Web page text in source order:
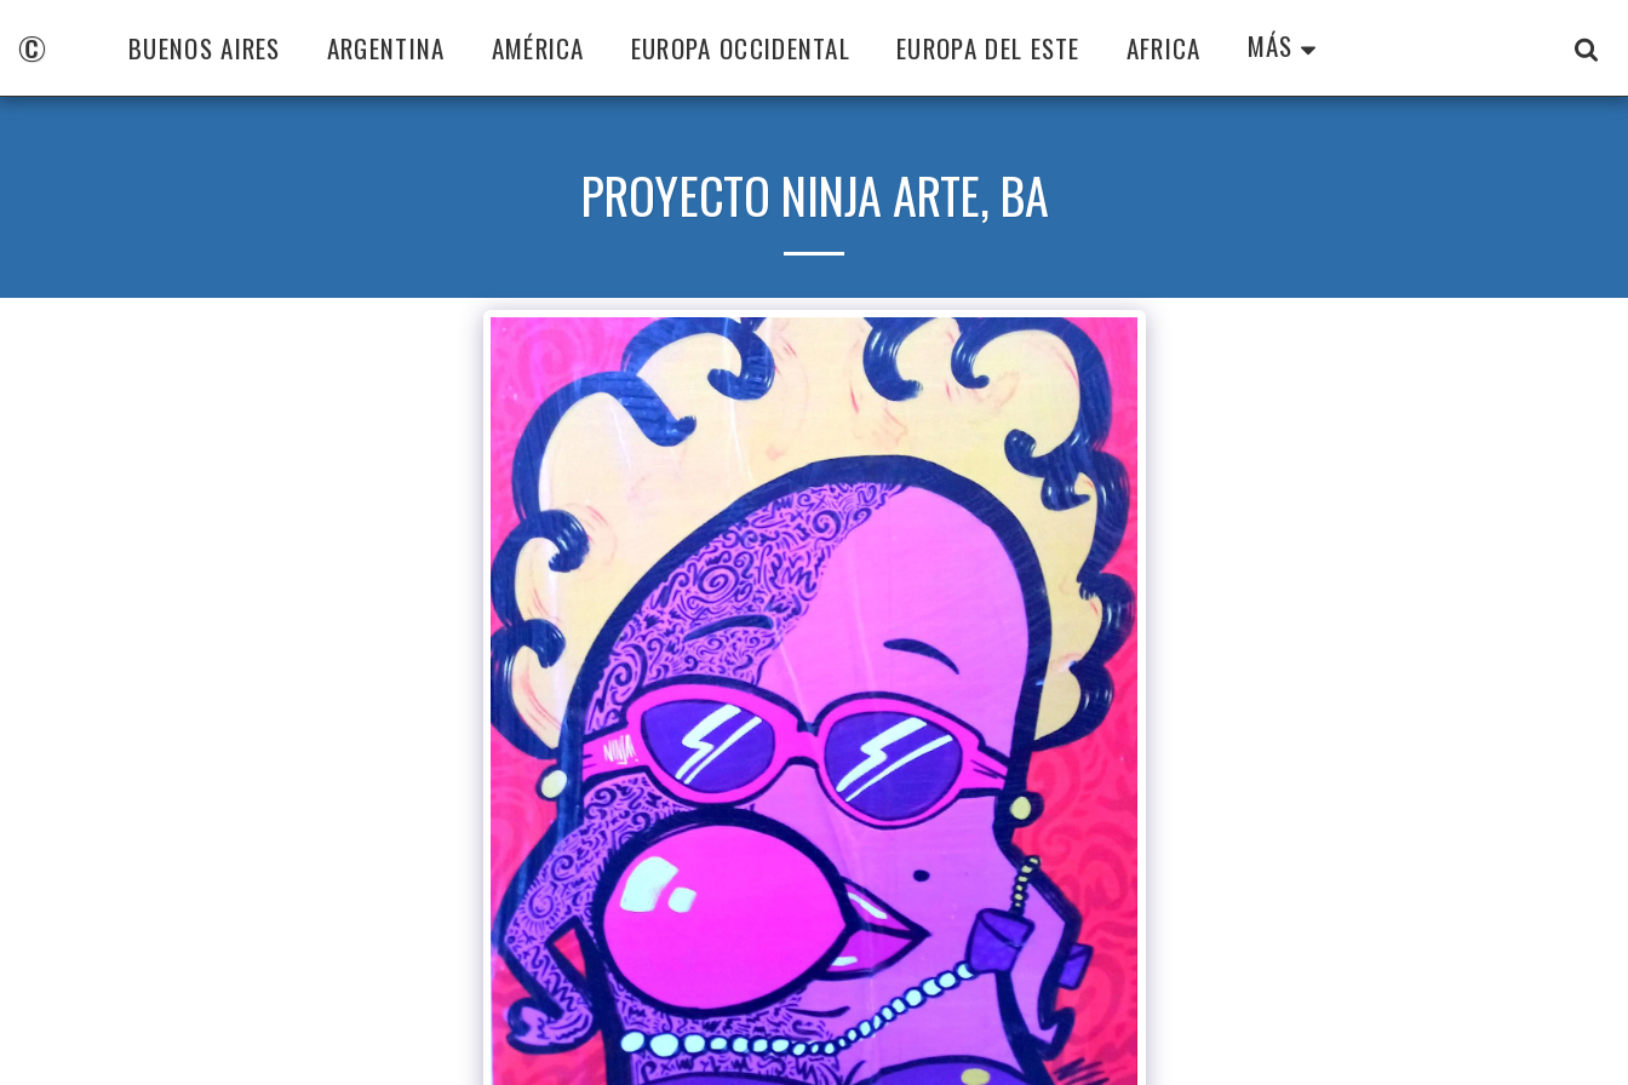
© BUENOS AIRES ARGENTINA AMÉRICA EUROPA OCCIDENTAL EUROPA DEL ESTE AFRICA MÁS
PROYECTO NINJA ARTE, BA